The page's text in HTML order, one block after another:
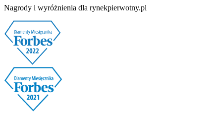
Nagrody i wyróżnienia dla rynekpierwotny.pl